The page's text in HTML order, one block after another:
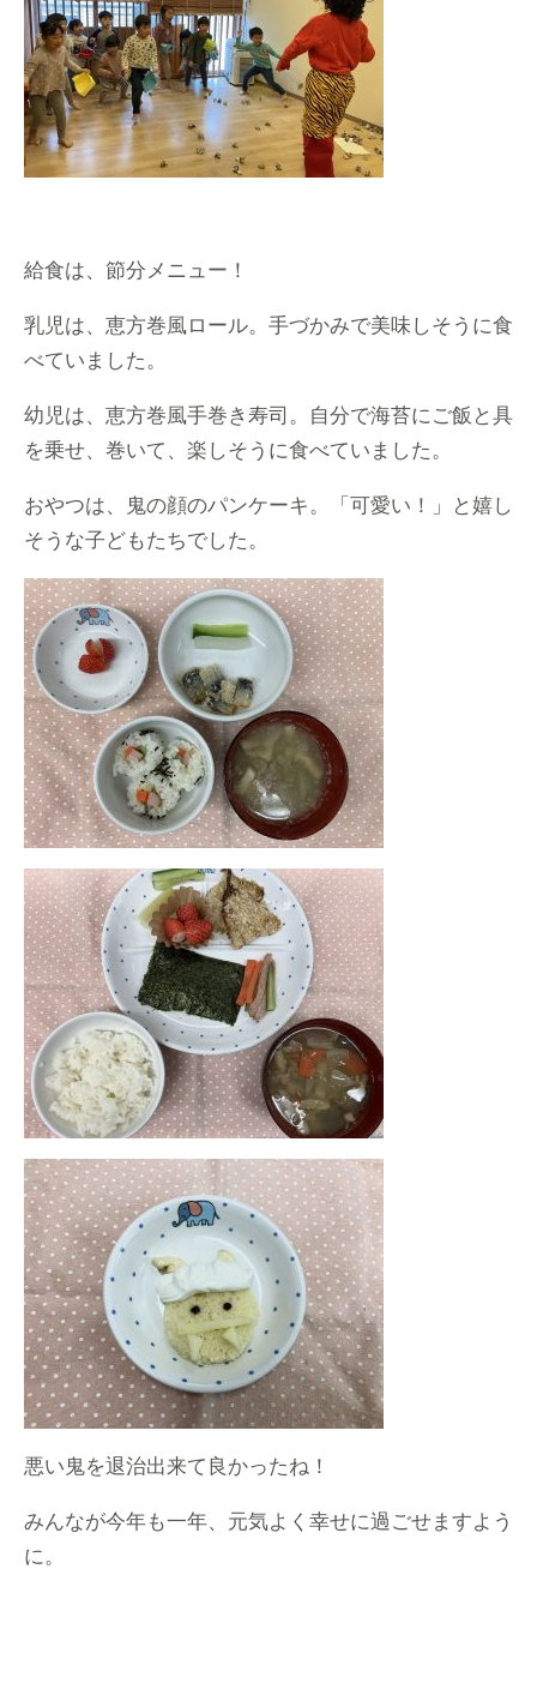
給食は、節分メニュー！
乳児は、恵方巻風ロール。手づかみで美味しそうに食
べていました。
幼児は、恵方巻風手巻き寿司。自分で海苔にご飯と具
を乗せ、巻いて、楽しそうに食べていました。
おやつは、鬼の顔のパンケーキ。「可愛い！」と嬉し
そうな子どもたちでした。
悪い鬼を退治出来て良かったね！
みんなが今年も一年、元気よく幸せに過ごせますよう
に。